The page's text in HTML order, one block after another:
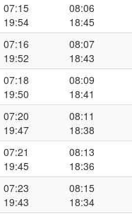
07:15
19:54
08:06
18:45
07:16
19:52
08:07
18:43
07:18
19:50
08:09
18:41
07:20
19:47
08:11
18:38
07:21
19:45
08:13
18:36
07:23
19:43
08:15
18:34